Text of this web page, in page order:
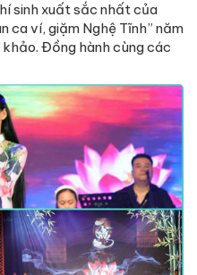
sinh xuất sắc nhất của
ca ví, giặm Nghệ Tĩnh” năm
Đồng hành cùng các